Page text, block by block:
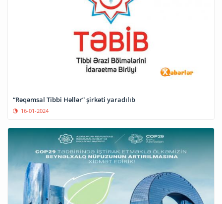
“Rəqəmsal Tibbi Həllər” şirkəti yaradılıb
16-01-2024